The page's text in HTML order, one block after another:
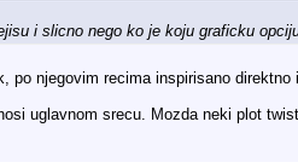
i slicno nego ko je koju graficku
po njegovim recima inspirisano direktno
uglavnom srecu. Mozda neki plot